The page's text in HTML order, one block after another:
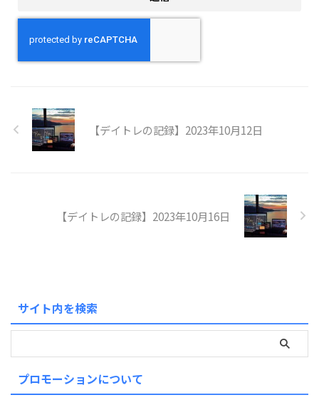
【デイトレの記録】2023年10月12日
【デイトレの記録】2023年10月16日
サイト内を検索
プロモーションについて